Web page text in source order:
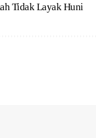
Tidak Layak Huni